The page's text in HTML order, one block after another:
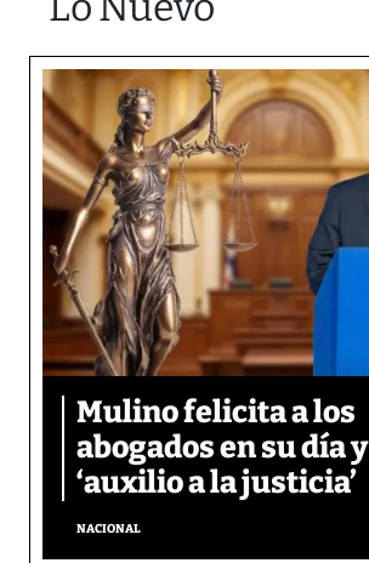
Mulino felicita a los
abogados en su día
‘auxilio a la justicia’
NACIONAL